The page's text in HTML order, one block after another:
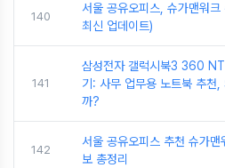
140
서울 공유오피스, 슈가맨워
최신 업데이트)
141
삼성전자 갤럭시북3 360
기: 사무 업무용 노트북 추
까?
142
서울 공유오피스 추천 슈가
보 총정리